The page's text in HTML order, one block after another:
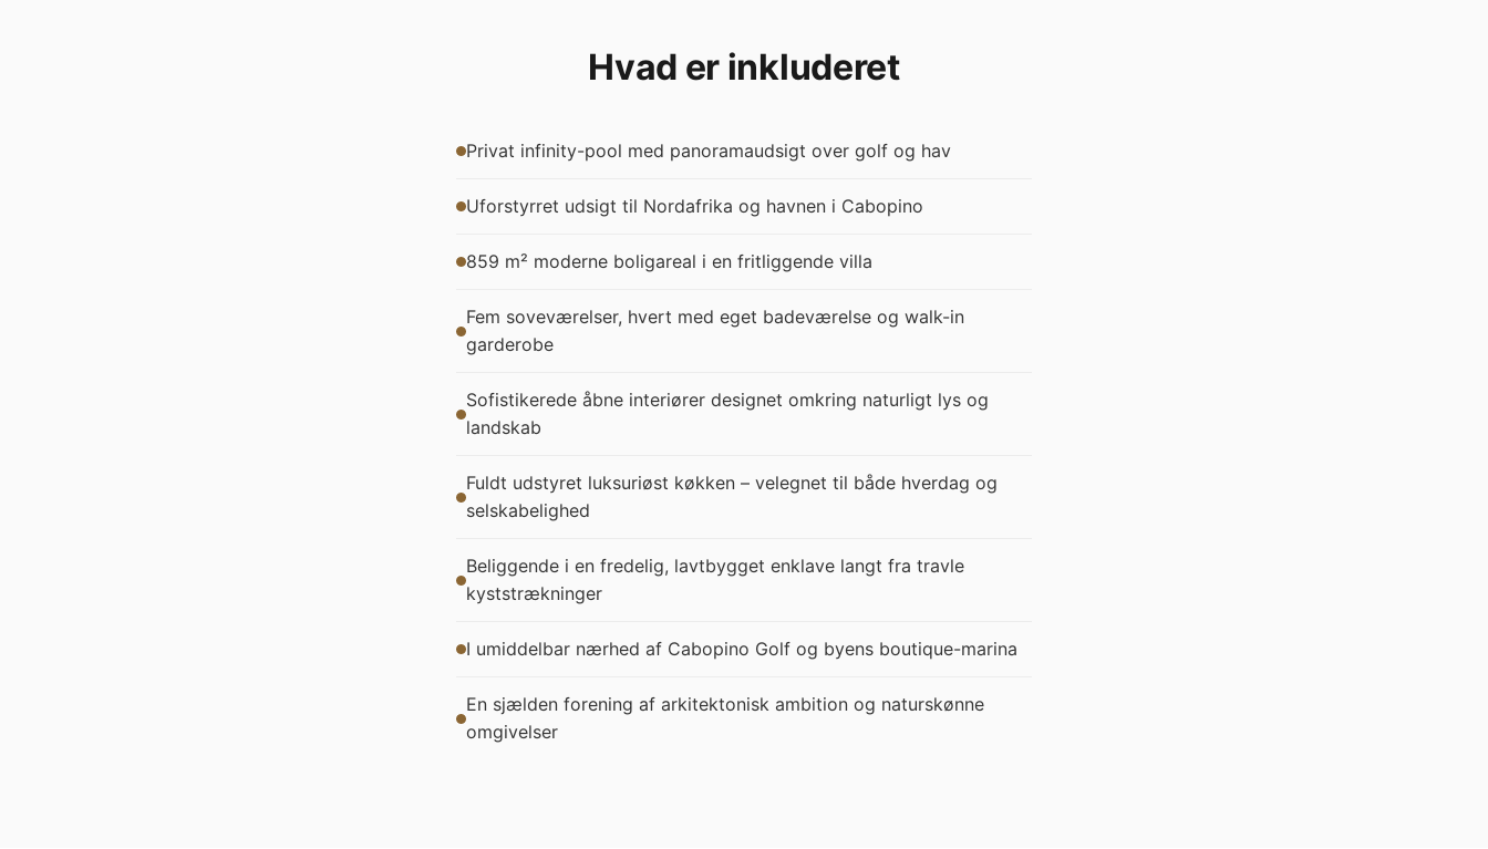
Hvad er inkluderet
Privat infinity-pool med panoramaudsigt over golf og hav
Uforstyrret udsigt til Nordafrika og havnen i Cabopino
859 m² moderne boligareal i en fritliggende villa
Fem soveværelser, hvert med eget badeværelse og walk-in
garderobe
Sofistikerede åbne interiører designet omkring naturligt lys og
landskab
Fuldt udstyret luksuriøst køkken – velegnet til både hverdag og
selskabelighed
Beliggende i en fredelig, lavtbygget enklave langt fra travle
kyststrækninger
I umiddelbar nærhed af Cabopino Golf og byens boutique-marina
En sjælden forening af arkitektonisk ambition og naturskønne
omgivelser